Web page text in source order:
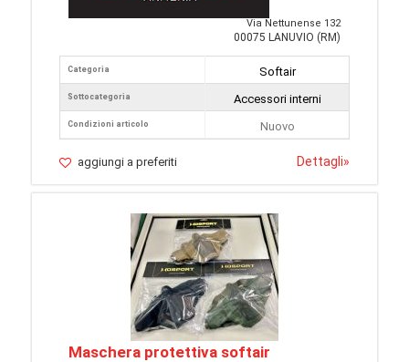
Via Nettunense 132
00075 LANUVIO (RM)
Categoria
Sottocategoria
Condizioni articolo
Softair
Accessori interni
Nuovo
aggiungi a preferiti Dettagli»
Maschera protettiva softair